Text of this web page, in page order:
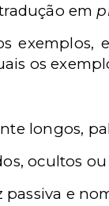
em
exemplos,
os
longos,
ocultos
passiva e